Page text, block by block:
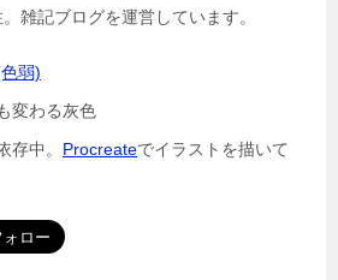
雑記ブログを運営しています。
弱)
変わる灰色
存中。 Procreateでイラストを描いて